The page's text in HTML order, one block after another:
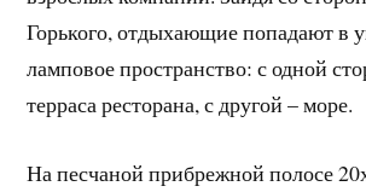
Горького, отдыхающие попадают в
ламповое пространство: с одной
терраса ресторана, с другой – море.
На песчаной прибрежной полосе